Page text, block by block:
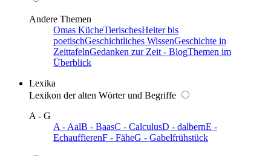
Andere Themen
Omas KücheTierischesHeiter bis
poetischGeschichtliches WissenGeschichte in
ZeittafelnGedanken zur Zeit - BlogThemen im
Überblick
Lexika
Lexikon der alten Wörter und Begriffe
A - G
A - AalB - BaasC - CalculusD - dalbernE -
EchauffierenF - FäheG - Gabelfrühstück